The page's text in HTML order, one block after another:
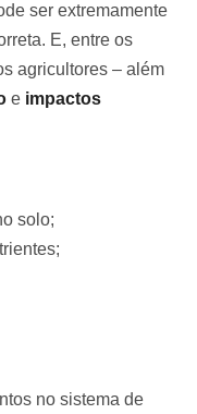
ser extremamente
E, entre os
agricultores – além
e impactos
solo;
no sistema de